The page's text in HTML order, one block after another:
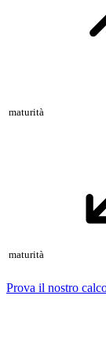
maturità
maturità
Prova il nostro